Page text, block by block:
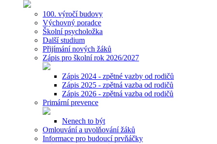
100. výročí budovy
Výchovný poradce
Školní psycholožka
Další studium
Přijímání nových žáků
Zápis pro školní rok 2026/2027
Zápis 2024 - zpětné vazby od rodičů
Zápis 2025 - zpětná vazba od rodičů
Zápis 2026 - zpětná vazba od rodičů
Primární prevence
Nenech to být
Omlouvání a uvolňování žáků
Informace pro budoucí prvňáčky